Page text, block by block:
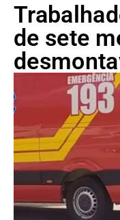
de sete